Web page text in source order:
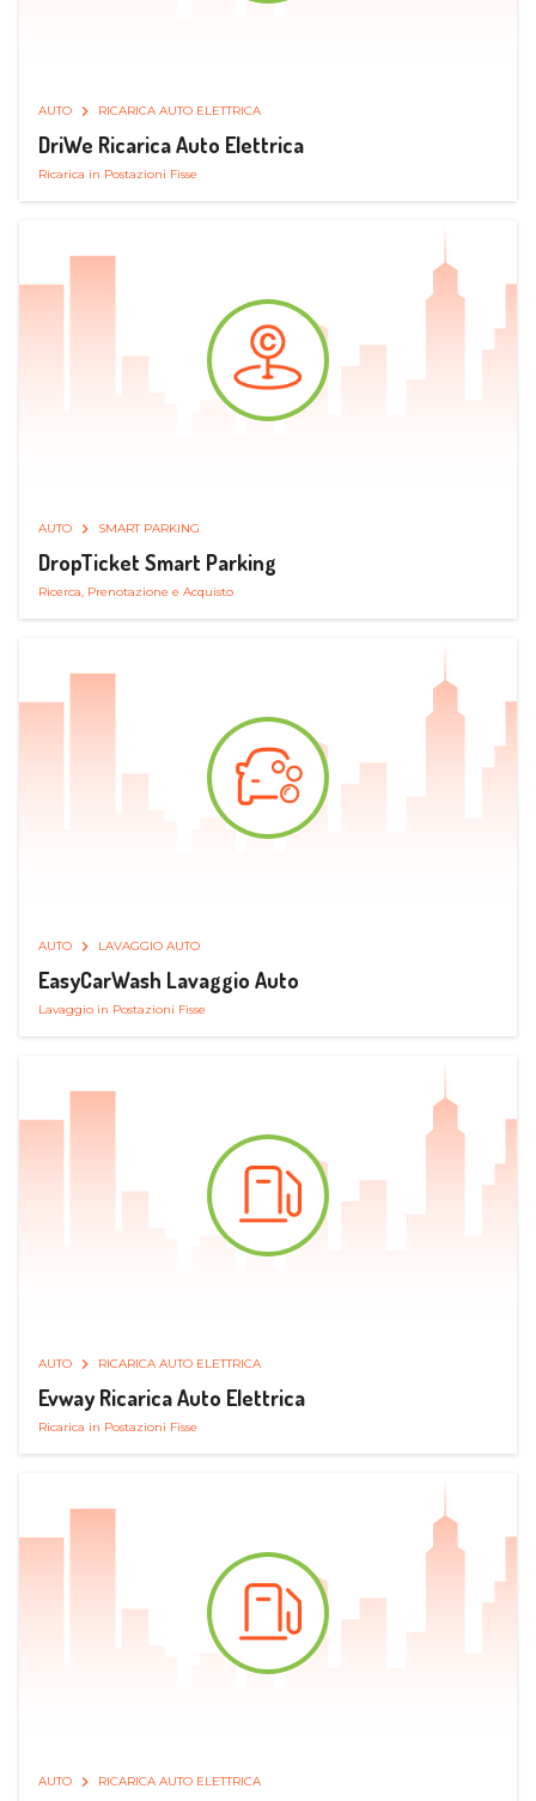
AUTO RICARICA AUTO ELETTRICA
DriWe Ricarica Auto Elettrica
Ricarica in Postazioni Fisse
AUTO SMART PARKING
DropTicket Smart Parking
Ricerca, Prenotazione e Acquisto
AUTO LAVAGGIO AUTO
EasyCarWash Lavaggio Auto
Lavaggio in Postazioni Fisse
AUTO RICARICA AUTO ELETTRICA
Evway Ricarica Auto Elettrica
Ricarica in Postazioni Fisse
AUTO RICARICA AUTO ELETTRICA